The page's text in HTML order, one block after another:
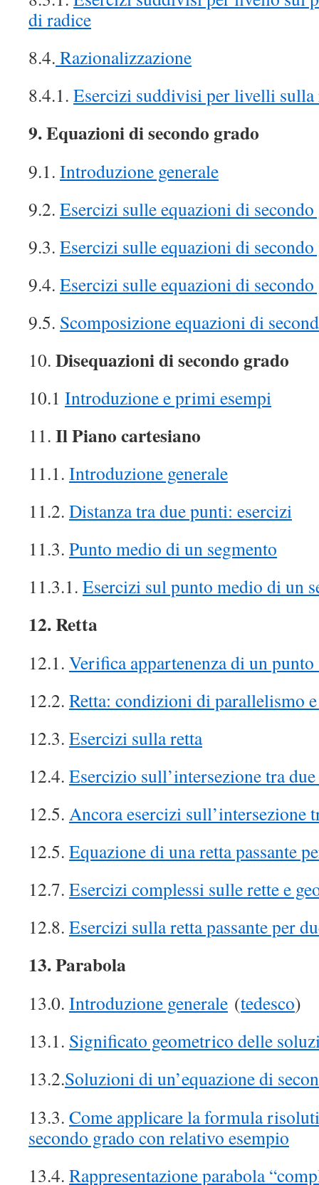
di radice
8.4. Razionalizzazione
8.4.1. Esercizi suddivisi per livelli sulla
9. Equazioni di secondo grado
9.1. Introduzione generale
9.2. Esercizi sulle equazioni di
9.3. Esercizi sulle equazioni di
9.4. Esercizi sulle equazioni di
9.5. Scomposizione equazioni di
10. Disequazioni di secondo grado
10.1 Introduzione e primi esempi
11. Il Piano cartesiano
11.1. Introduzione generale
11.2. Distanza tra due punti: esercizi
11.3. Punto medio di un segmento
11.3.1. Esercizi sul punto medio di un
12. Retta
12.1. Verifica appartenenza di un punto
12.2. Retta: condizioni di parallelismo
12.3. Esercizi sulla retta
12.4. Esercizio sull’intersezione tra
12.5. Ancora esercizi sull’intersezione
12.5. Equazione di una retta passante
12.7. Esercizi complessi sulle rette e
12.8. Esercizi sulla retta passante per
13. Parabola
13.0. Introduzione generale (tedesco)
13.1. Significato geometrico delle
13.2.Soluzioni di un’equazione di
13.3. Come applicare la formula
secondo grado con relativo esempio
13.4. Rappresentazione parabola